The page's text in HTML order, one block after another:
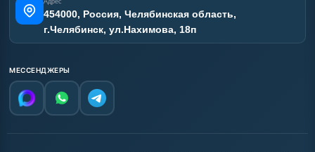
Адрес
454000, Россия, Челябинская область,
г.Челябинск, ул.Нахимова, 18п
МЕССЕНДЖЕРЫ